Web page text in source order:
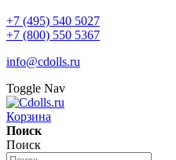
+7 (495) 540 5027
+7 (800) 550 5367
info@cdolls.ru
Toggle Nav
Корзина
Поиск
Поиск